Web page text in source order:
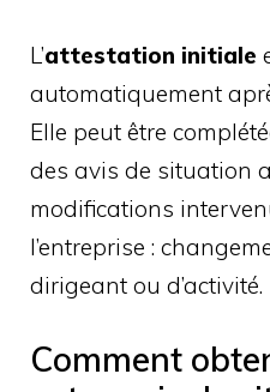
L’attestation initiale
automatiquement
Elle peut être
des avis de situation
modifications
l’entreprise :
dirigeant ou d’activité.
Comment